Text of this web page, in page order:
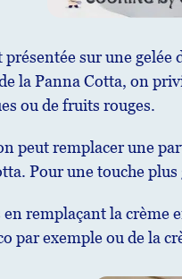
sur une
la Panna Cotta, on
ou de fruits rouges.
peut remplacer une
Pour une touche
remplaçant la crème
par exemple ou de la